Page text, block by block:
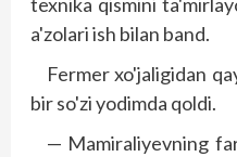
a'zolari ish bilan band.
Fermer xo'jaligidan
bir so'zi yodimda qoldi.
— Mamiraliyevning